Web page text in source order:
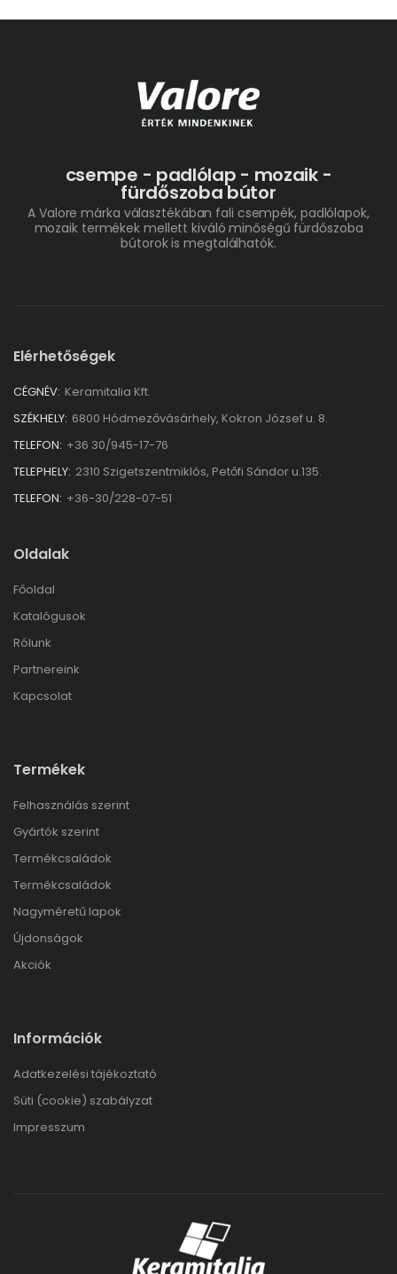
csempe - padlólap - mozaik -
fürdőszoba bútor
A Valore márka választékában fali csempék, padlólapok,
mozaik termékek mellett kiváló minőségű fürdőszoba
bútorok is megtalálhatók.
Elérhetőségek
CÉGNÉV: Keramitalia Kft.
SZÉKHELY: 6800 Hódmezővásárhely, Kokron József u. 8.
TELEFON: +36 30/945-17-76
TELEPHELY: 2310 Szigetszentmiklós, Petőfi Sándor u.135.
TELEFON: +36-30/228-07-51
Oldalak
Főoldal
Katalógusok
Rólunk
Partnereink
Kapcsolat
Termékek
Felhasználás szerint
Gyártók szerint
Termékcsaládok
Termékcsaládok
Nagyméretű lapok
Újdonságok
Akciók
Információk
Adatkezelési tájékoztató
Süti (cookie) szabályzat
Impresszum